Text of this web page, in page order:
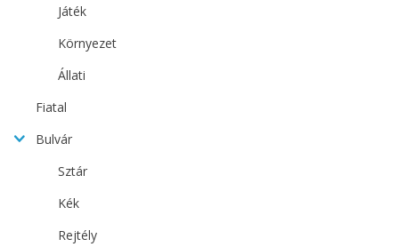
Játék
Környezet
Állati
Fiatal
Bulvár
Sztár
Kék
Rejtély